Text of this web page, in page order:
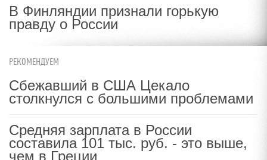
В Финляндии признали горькую
правду о России
РЕКОМЕНДУЕМ
Сбежавший в США Цекало
столкнулся с большими проблемами
Средняя зарплата в России
составила 101 тыс. руб. - это выше,
чем в Греции